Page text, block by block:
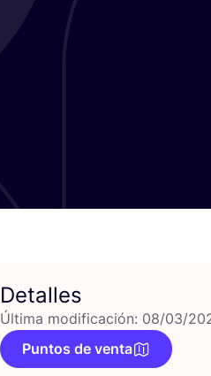
Detalles
Última modificación: 08/03/
Puntos de venta